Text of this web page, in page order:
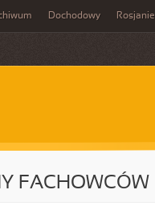
Dochodowy Rosjanie
FACHOWCÓW